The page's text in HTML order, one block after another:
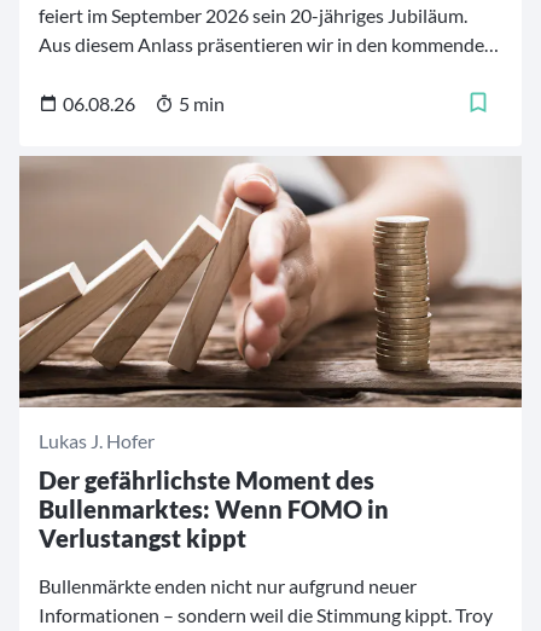
feiert im September 2026 sein 20-jähriges Jubiläum.
Aus diesem Anlass präsentieren wir in den kommenden
bedeutenden Momenten aus der Geschichte des Fonds.
Jahrzehnte, die von Finanzkrisen, geopolitischen
Umbrüchen und tiefgreifenden Veränderungen an den
Kapitalmärkten geprägt waren.
06.08.26 5 min
Lukas J. Hofer
Der gefährlichste Moment des
Bullenmarktes: Wenn FOMO in
Verlustangst kippt
Bullenmärkte enden nicht nur aufgrund neuer
Informationen – sondern weil die Stimmung kippt. Troy